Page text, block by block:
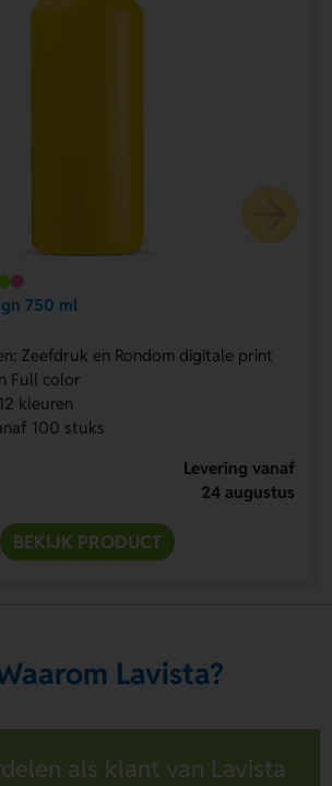
750 ml
Zeefdruk en Rondom digitale print
Full color
kleuren
100 stuks
Levering vanaf
24 augustus
BEKIJK PRODUCT
Lavista?
als klant van Lavista